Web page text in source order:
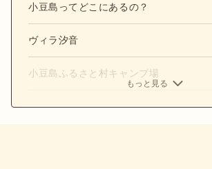
小豆島ってどこにあるの？
ヴィラ汐音
小豆島ふるさと村キャンプ場
もっと見る